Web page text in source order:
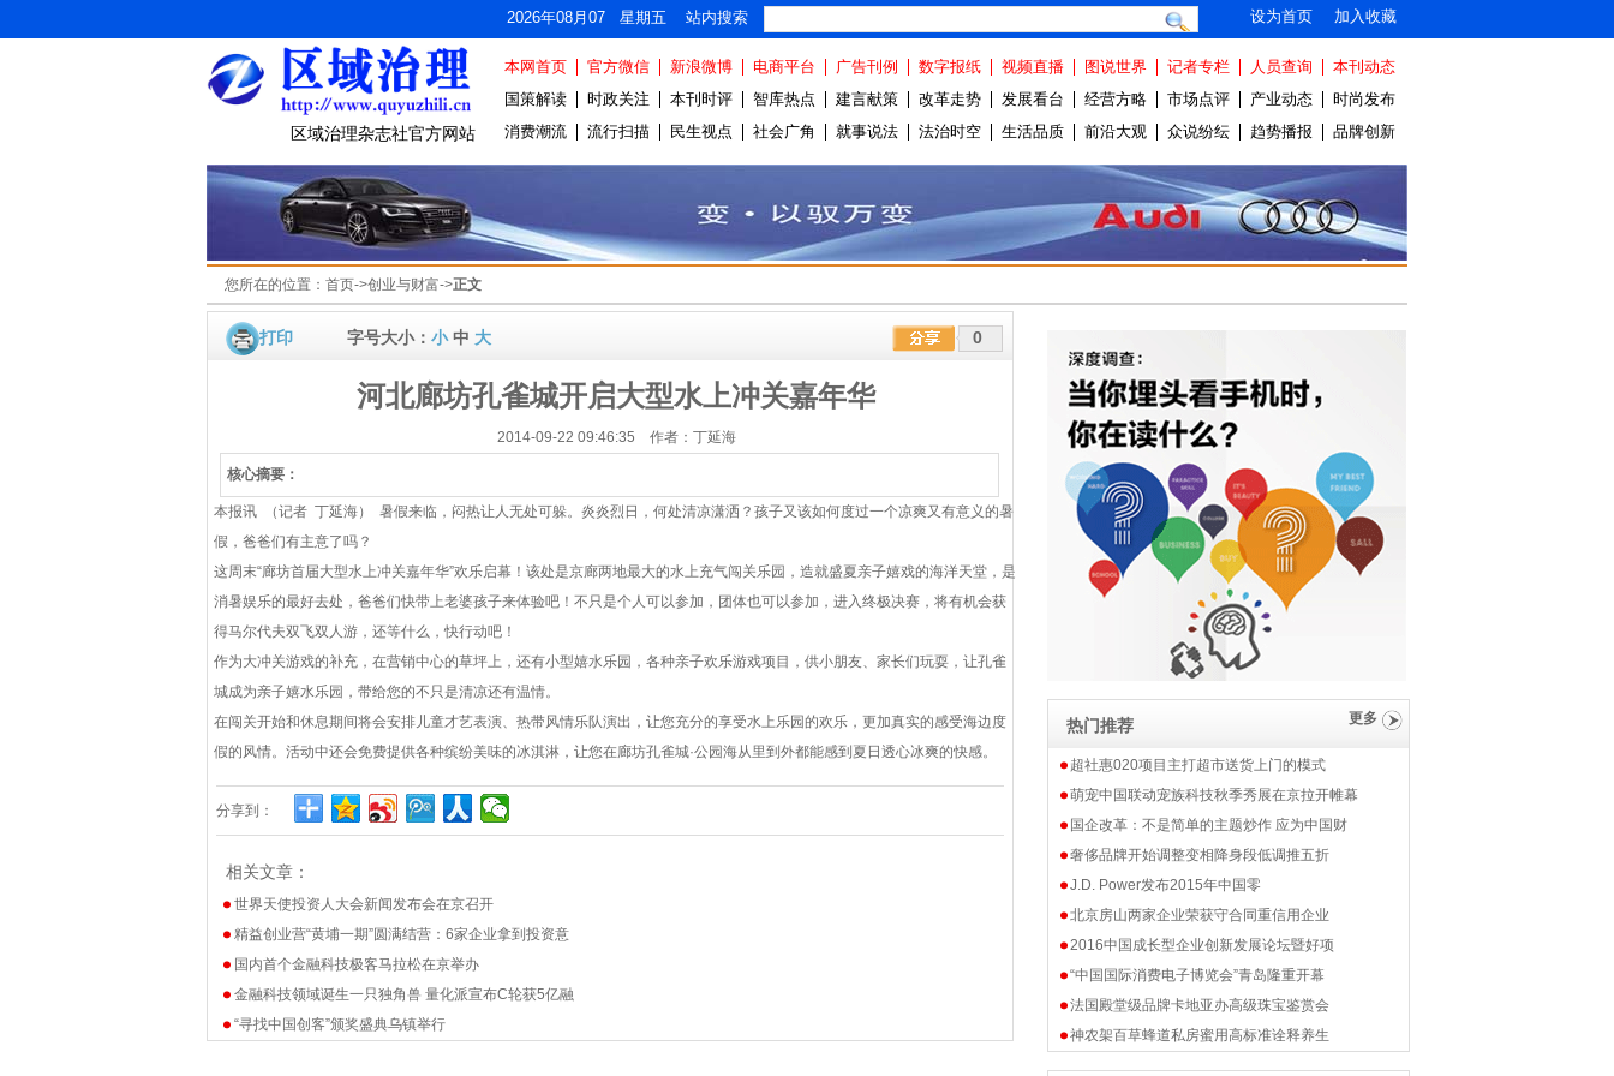
2026年08月07 星期五 站内搜索 加入收藏
设为首页
区域治理杂志社官方网站
本网首页 官方微信 新浪微博 电商平台 广告刊例 数字报纸 视频直播 图说世界 记者专栏 人员查询
本刊动态
国策解读
时政关注 本刊时评 智库热点 建言献策 改革走势 发展看台 经营方略 市场点评 产业动态
时尚发布
消费潮流
流行扫描 民生视点 社会广角 就事说法 法治时空 生活品质 前沿大观 众说纷纭 趋势播报 品牌创新
您所在的位置： 首页->创业与财富->正文
打印 字号大小： 小中 大 0
河北廊坊孔雀城开启大型水上冲关嘉年华
2014-09-22 09:46:35 作者：丁延海
核心摘要：
本报讯 （记者 丁延海） 暑假来临，闷热让人无处可躲。炎炎烈日，何处清凉潇洒？孩子又该如何度过一个凉爽又有意义的暑
假，爸爸们有主意了吗？
这周末“廊坊首届大型水上冲关嘉年华”欢乐启幕！该处是京廊两地最大的水上充气闯关乐园，造就盛夏亲子嬉戏的海洋天堂，是
消暑娱乐的最好去处，爸爸们快带上老婆孩子来体验吧！不只是个人可以参加，团体也可以参加，进入终极决赛，将有机会获
得马尔代夫双飞双人游，还等什么，快行动吧！
作为大冲关游戏的补充，在营销中心的草坪上，还有小型嬉水乐园，各种亲子欢乐游戏项目，供小朋友、家长们玩耍，让孔雀
城成为亲子嬉水乐园，带给您的不只是清凉还有温情。
在闯关开始和休息期间将会安排儿童才艺表演、热带风情乐队演出，让您充分的享受水上乐园的欢乐，更加真实的感受海边度
假的风情。活动中还会免费提供各种缤纷美味的冰淇淋，让您在廊坊孔雀城·公园海从里到外都能感到夏日透心冰爽的快感。
分享到：
相关文章：
世界天使投资人大会新闻发布会在京召开
精益创业营“黄埔一期”圆满结营：6家企业拿到投资意
国内首个金融科技极客马拉松在京举办
金融科技领域诞生一只独角兽 量化派宣布C轮获5亿融
“寻找中国创客”颁奖盛典乌镇举行
热门推荐 更多
超社惠020项目主打超市送货上门的模式
萌宠中国联动宠族科技秋季秀展在京拉开帷幕
国企改革：不是简单的主题炒作 应为中国财
奢侈品牌开始调整变相降身段低调推五折
J.D. Power发布2015年中国零
北京房山两家企业荣获守合同重信用企业
2016中国成长型企业创新发展论坛暨好项
“中国国际消费电子博览会”青岛隆重开幕
法国殿堂级品牌卡地亚办高级珠宝鉴赏会
神农架百草蜂道私房蜜用高标准诠释养生